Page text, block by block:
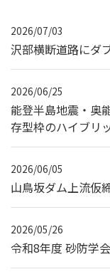
2026/07/03
沢部横断道路にダ
2026/06/25
能登半島地震・奥
存型枠のハイブリ
2026/06/05
山鳥坂ダム上流仮
2026/05/26
令和8年度 砂防学